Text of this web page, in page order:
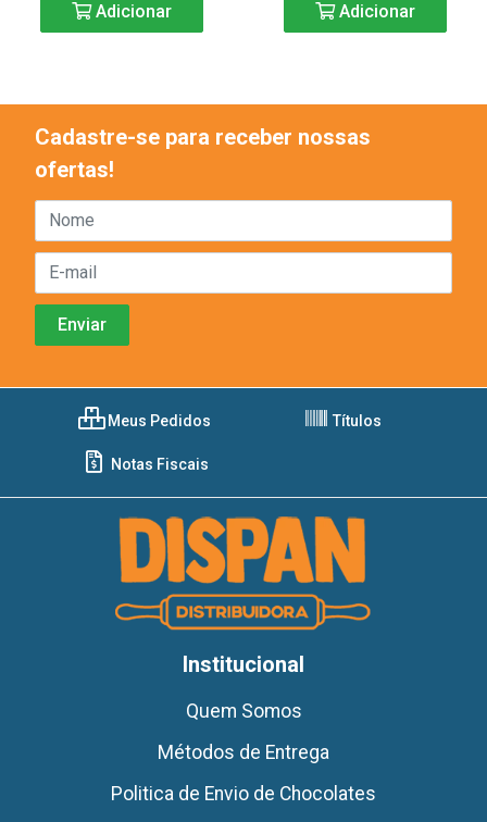
Adicionar Adicionar
Cadastre-se para receber nossas
ofertas!
Meus Pedidos Títulos
Notas Fiscais
Institucional
Quem Somos
Métodos de Entrega
Politica de Envio de Chocolates